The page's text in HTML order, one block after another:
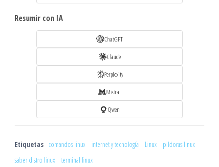
Resumir con IA
ChatGPT
Claude
Perplexity
Mistral
Qwen
Etiquetas comandos linux internet y tecnología Linux
pildoras linux
saber distro linux
terminal linux